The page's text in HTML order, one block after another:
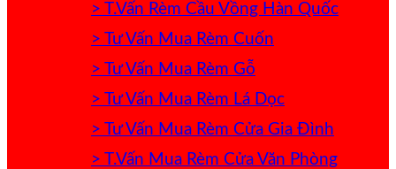
> T.Vấn Rèm Cầu Vồng Hàn Quốc
> Tư Vấn Mua Rèm Cuốn
> Tư Vấn Mua Rèm Gỗ
> Tư Vấn Mua Rèm Lá Dọc
> Tư Vấn Mua Rèm Cửa Gia Đình
> T.Vấn Mua Rèm Cửa Văn Phòng